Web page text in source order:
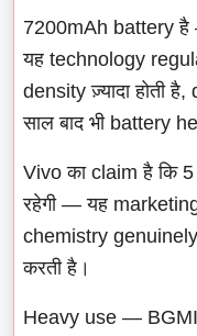
7200mAh battery
यह technology
density ज़्यादा होती
साल बाद भी battery
Vivo का claim है कि
रहेगी — यह
chemistry
करती है।
Heavy use —